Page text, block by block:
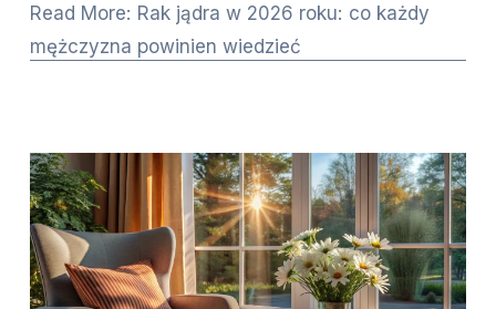
Read More: Rak jądra w 2026 roku: co każdy
mężczyzna powinien wiedzieć